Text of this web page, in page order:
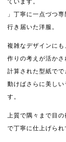
」丁寧に一点づつ
行き届いた洋服。
複雑なデザインに
作りの考えが活かさ
計算された型紙でで
動けばさらに美し
す。
上質で隅々まで目
で丁寧に仕上げられ